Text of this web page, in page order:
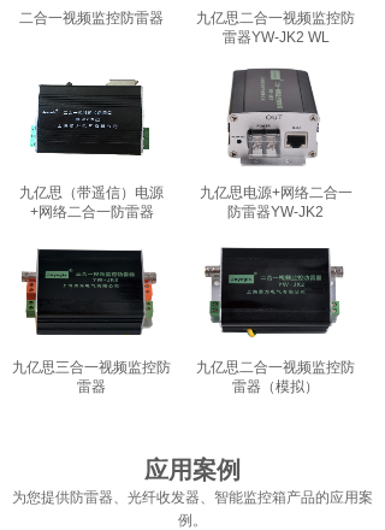
公司秉持着高性能、服务的高品质，最大限
度地为客户创造价值，将最新技术应用于传统行
业并提升其生产力，极大地提升经济和社会效
二合一视频监控防雷器
九亿思二合一视频监控防
雷器YW-JK2 WL
九亿思（带遥信）电源
+网络二合一防雷器
九亿思电源+网络二合一
防雷器YW-JK2
九亿思三合一视频监控防
雷器
九亿思二合一视频监控防
雷器（模拟）
应用案例
为您提供防雷器、光纤收发器、智能监控箱产品的应用案
例。